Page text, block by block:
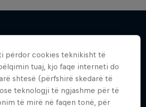
kjo
përdor cookies teknikisht të
tuaj, kjo faqe interneti do
shtesë (përfshirë skedarë të
teknologji të ngjashme për të
të mirë në faqen tonë, për